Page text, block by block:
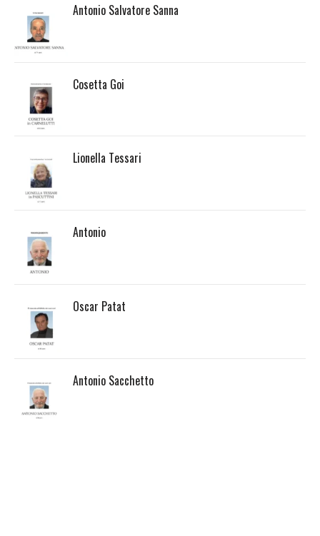
Antonio Salvatore Sanna
Cosetta Goi
Lionella Tessari
Antonio
Oscar Patat
Antonio Sacchetto